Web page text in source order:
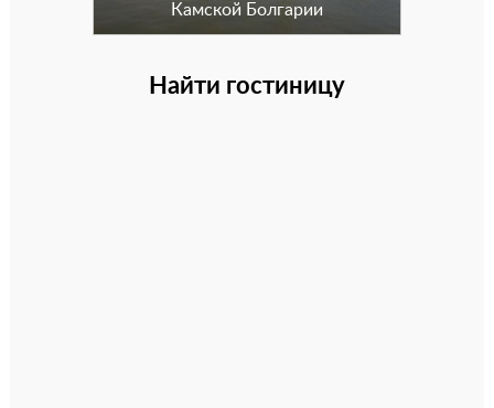
Камской Болгарии
Найти гостиницу